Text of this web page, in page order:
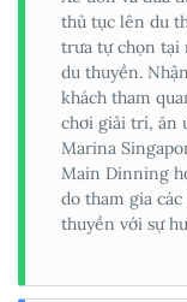
thủ tục lên du
trưa tự chọn tại
du thuyền.
khách tham
chơi giải trí, ăn
Marina
Main Dinning
do tham gia
thuyền với sự